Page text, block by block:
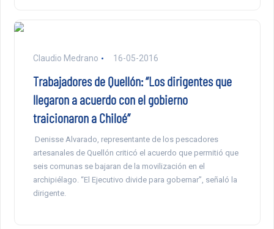
Claudio Medrano 16-05-2016
Trabajadores de Quellón: “Los dirigentes que
llegaron a acuerdo con el gobierno
traicionaron a Chiloé”
Denisse Alvarado, representante de los pescadores
artesanales de Quellón criticó el acuerdo que permitió que
seis comunas se bajaran de la movilización en el
archipiélago. “El Ejecutivo divide para gobernar”, señaló la
dirigente.